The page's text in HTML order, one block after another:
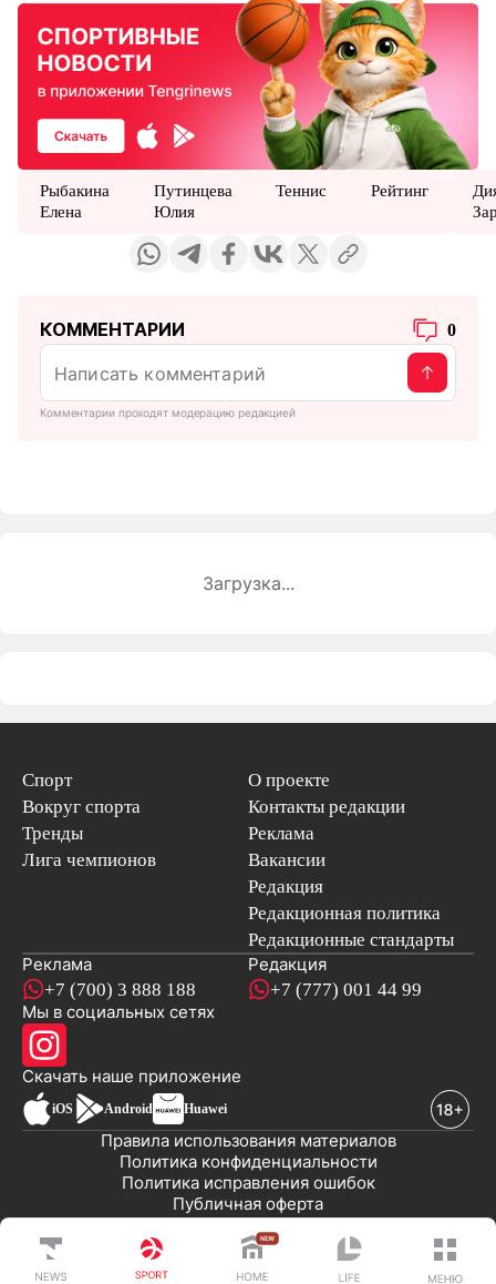
Рыбакина
Елена
Путинцева
Юлия
Теннис Рейтинг
КОММЕНТАРИИ 0
Комментарии проходят модерацию редакцией
Загрузка...
Спорт
Вокруг спорта
Тренды
Лига чемпионов
О проекте
Контакты редакции
Реклама
Вакансии
Редакция
Редакционная политика
Редакционные стандарты
Реклама
+7 (700) 3 888 188
Редакция
+7 (777) 001 44 99
Мы в социальных сетях
Скачать наше приложениеновостей
iOS Android Huawei
Публичная оферта
Политика исправления ошибок
Политика конфиденциальности
Правила использования материалов